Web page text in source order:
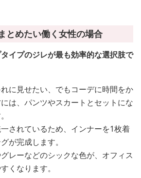
とめたい働く女性の場合
イプのジレが最も効率的な選択肢で
に見せたい、でもコーデに時間をか
は、パンツやスカートとセットにな
されているため、インナーを1枚着
が完成します。
レーなどのシックな色が、オフィス
くなります。